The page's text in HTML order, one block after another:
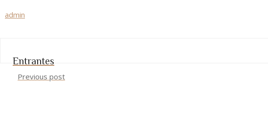
admin
Entrantes
Previous post